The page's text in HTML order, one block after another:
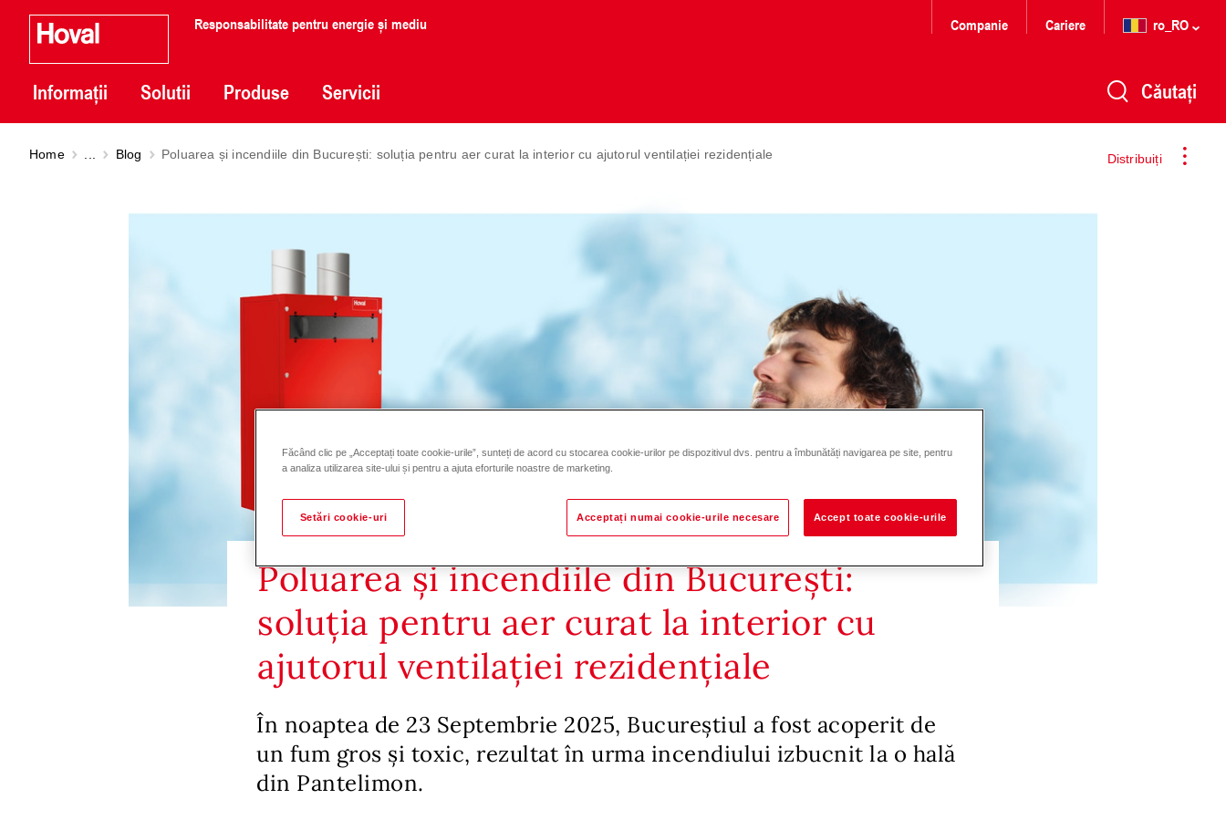
Responsabilitate pentru energie și mediu
Informații Solutii Produse Servicii
Companie Cariere ro_RO
Căutați
Distribuiți
Home Blog Poluarea și incendiile din București: soluția pentru aer curat la interior cu ajutorul ventilației rezidențiale
Poluarea și incendiile din București:
soluția pentru aer curat la interior cu
ajutorul ventilației rezidențiale
În noaptea de 23 Septembrie 2025, Bucureștiul a fost acoperit de
un fum gros și toxic, rezultat în urma incendiului izbucnit la o hală
din Pantelimon.
Făcând clic pe „Acceptați toate cookie-urile”, sunteți de acord cu stocarea cookie-urilor pe dispozitivul dvs. pentru a îmbunătăți navigarea pe site, pentru
a analiza utilizarea site-ului și pentru a ajuta eforturile noastre de marketing.
Setări cookie-uri Acceptați numai cookie-urile necesare Accept toate cookie-urile